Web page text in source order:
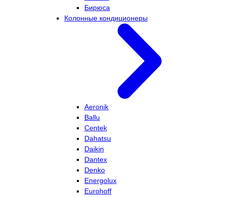
Бирюса
Колонные кондиционеры
Aeronik
Ballu
Centek
Dahatsu
Daikin
Dantex
Denko
Energolux
Eurohoff